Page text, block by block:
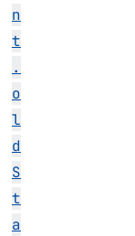
n
t
.
o
l
d
S
t
a